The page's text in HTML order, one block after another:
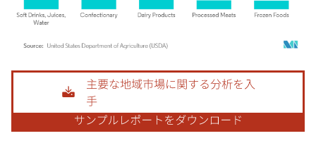
画像 © Mordor Intelligence。再利用にはCC BY 4.0の表示が必要です。